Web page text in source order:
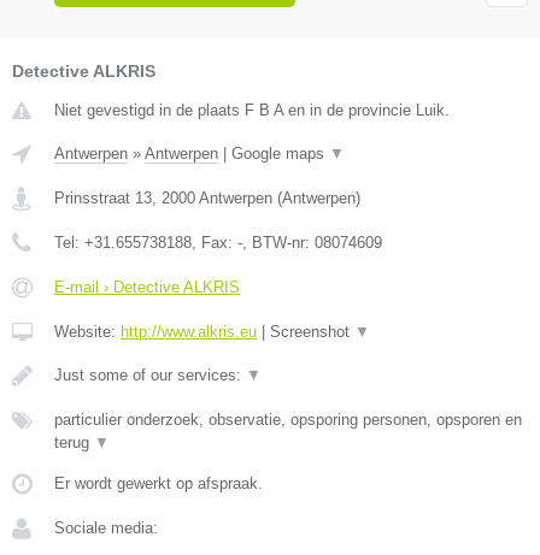
Detective ALKRIS
Niet gevestigd in de plaats F B A en in de provincie Luik.
Antwerpen » Antwerpen Google maps ▼
Prinsstraat 13 2000 Antwerpen (Antwerpen)
Tel: +31.655738188 , Fax: - , BTW-nr: 08074609
E-mail › Detective ALKRIS
Website: http://www.alkris.eu Screenshot ▼
Just some of our services: ▼
particulier onderzoek, observatie, opsporing personen, opsporen en
terug ▼
Er wordt gewerkt op afspraak.
Sociale media: